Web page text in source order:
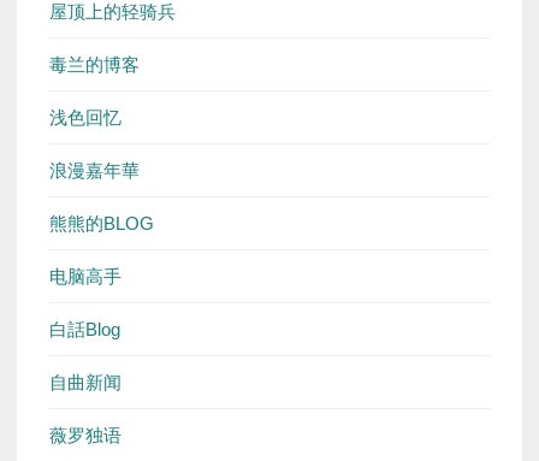
屋顶上的轻骑兵
毒兰的博客
浅色回忆
浪漫嘉年華
熊熊的BLOG
电脑高手
白話Blog
自曲新闻
薇罗独语